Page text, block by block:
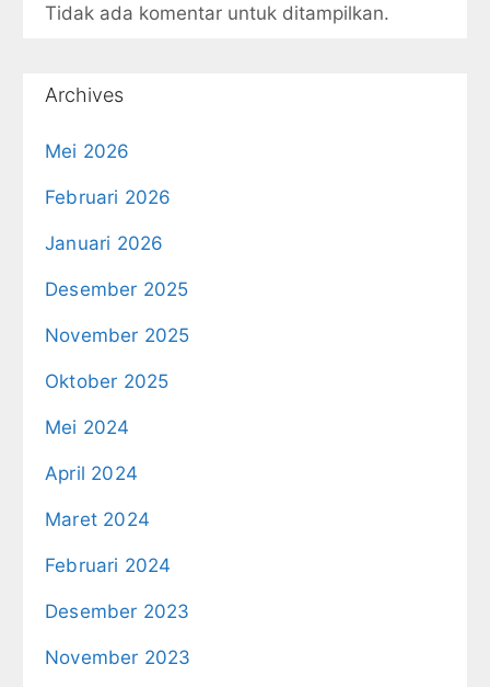
Tidak ada komentar untuk ditampilkan.
Archives
Mei 2026
Februari 2026
Januari 2026
Desember 2025
November 2025
Oktober 2025
Mei 2024
April 2024
Maret 2024
Februari 2024
Desember 2023
November 2023